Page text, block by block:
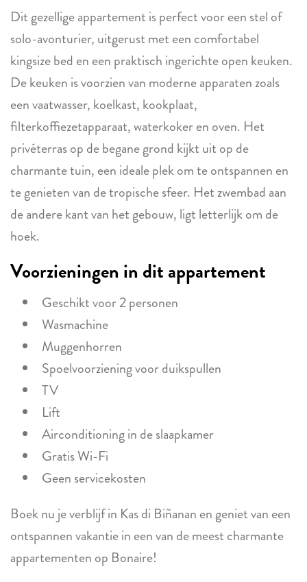
Dit gezellige appartement is perfect voor een stel of
solo-avonturier, uitgerust met een comfortabel
kingsize bed en een praktisch ingerichte open keuken.
De keuken is voorzien van moderne apparaten zoals
een vaatwasser, koelkast, kookplaat,
filterkoffiezetapparaat, waterkoker en oven. Het
privéterras op de begane grond kijkt uit op de
charmante tuin, een ideale plek om te ontspannen en
te genieten van de tropische sfeer. Het zwembad aan
de andere kant van het gebouw, ligt letterlijk om de
hoek.
Voorzieningen in dit appartement
Geschikt voor 2 personen
Wasmachine
Muggenhorren
Spoelvoorziening voor duikspullen
TV
Lift
Airconditioning in de slaapkamer
Gratis Wi-Fi
Geen servicekosten
Boek nu je verblijf in Kas di Biñanan en geniet van een
ontspannen vakantie in een van de meest charmante
appartementen op Bonaire!